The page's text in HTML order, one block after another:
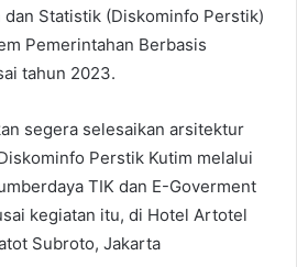
Statistik (Diskominfo Perstik)
Pemerintahan Berbasis
tahun 2023.
segera selesaikan arsitektur
Perstik Kutim melalui
TIK dan E-Goverment
kegiatan itu, di Hotel Artotel
Subroto, Jakarta